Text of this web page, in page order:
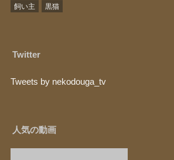
飼い主
黒猫
Twitter
Tweets by nekodouga_tv
人気の動画